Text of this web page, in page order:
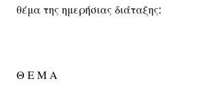
θέμα της ημερήσιας διάταξης:
Θ Ε Μ Α